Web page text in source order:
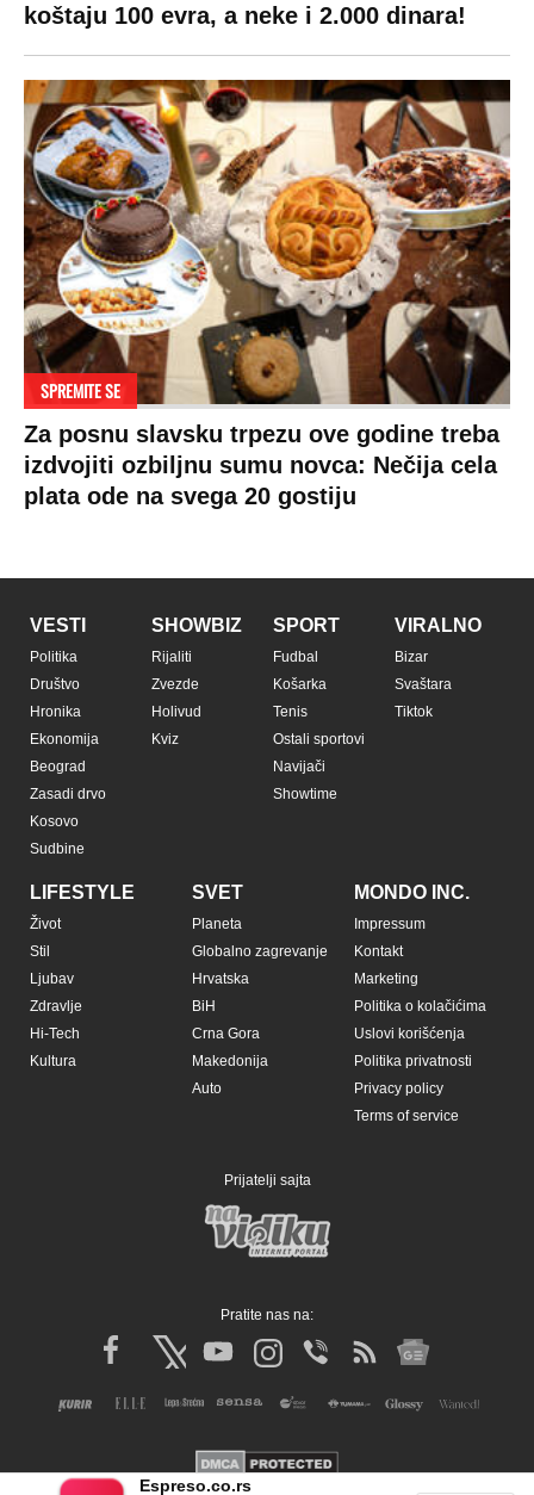
koštaju 100 evra, a neke i 2.000 dinara!
SPREMITE SE
Za posnu slavsku trpezu ove godine treba
izdvojiti ozbiljnu sumu novca: Nečija cela
plata ode na svega 20 gostiju
VESTI
Politika
Društvo
Hronika
Ekonomija
Beograd
Zasadi drvo
Kosovo
Sudbine
SHOWBIZ
Rijaliti
Zvezde
Holivud
Kviz
SPORT
Fudbal
Košarka
Tenis
Ostali sportovi
Navijači
Showtime
VIRALNO
Bizar
Svaštara
Tiktok
LIFESTYLE
Život
Stil
Ljubav
Zdravlje
Hi-Tech
Kultura
SVET
Planeta
Globalno zagrevanje
Hrvatska
BiH
Crna Gora
Makedonija
Auto
MONDO INC.
Impressum
Kontakt
Marketing
Politika o kolačićima
Uslovi korišćenja
Politika privatnosti
Privacy policy
Terms of service
Prijatelji sajta
Pratite nas na:
Espreso.co.rs